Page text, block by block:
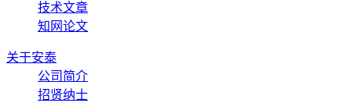
技术文章
知网论文
关于安泰
公司简介
招贤纳士